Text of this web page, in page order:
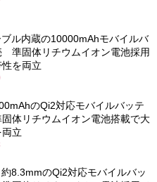
ル内蔵の10000mAhモバイルバ
準固体リチウムイオン電池採用
を両立
のQi2対応モバイルバッテ
体リチウムイオン電池搭載で大
立
8.3mmのQi2対応モバイルバッ